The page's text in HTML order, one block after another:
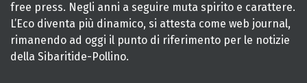
free press. Negli anni a seguire muta spirito e carattere.
L’Eco diventa più dinamico, si attesta come web journal,
rimanendo ad oggi il punto di riferimento per le notizie
della Sibaritide-Pollino.